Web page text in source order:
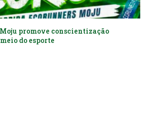
Moju promove conscientização
do esporte